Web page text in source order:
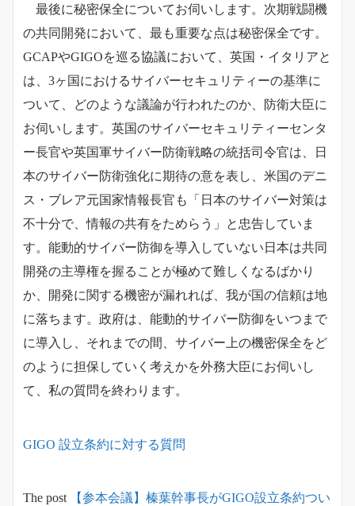
最後に秘密保全についてお伺いします。次期戦闘機
の共同開発において、最も重要な点は秘密保全です。
GCAPやGIGOを巡る協議において、英国・イタリアと
は、3ヶ国におけるサイバーセキュリティーの基準に
ついて、どのような議論が行われたのか、防衛大臣に
お伺いします。英国のサイバーセキュリティーセンタ
ー長官や英国軍サイバー防衛戦略の統括司令官は、日
本のサイバー防衛強化に期待の意を表し、米国のデニ
ス・ブレア元国家情報長官も「日本のサイバー対策は
不十分で、情報の共有をためらう」と忠告していま
す。能動的サイバー防御を導入していない日本は共同
開発の主導権を握ることが極めて難しくなるばかり
か、開発に関する機密が漏れれば、我が国の信頼は地
に落ちます。政府は、能動的サイバー防御をいつまで
に導入し、それまでの間、サイバー上の機密保全をど
のように担保していく考えかを外務大臣にお伺いし
て、私の質問を終わります。
GIGO 設立条約に対する質問
The post
【参本会議】榛葉幹事長がGIGO設立条約つい